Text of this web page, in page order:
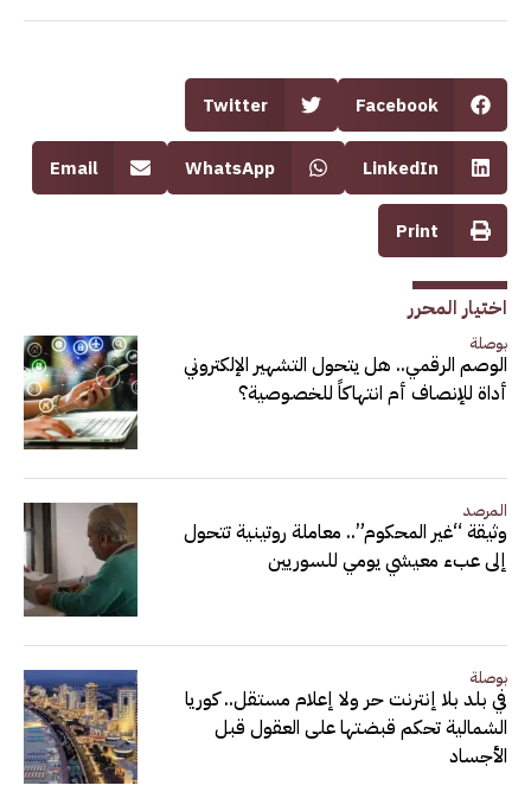
Facebook
Twitter
LinkedIn
WhatsApp
Email
Print
اختيار المحرر
بوصلة
الوصم الرقمي.. هل يتحول التشهير الإلكتروني
أداة للإنصاف أم انتهاكاً للخصوصية؟
المرصد
وثيقة “غير المحكوم”.. معاملة روتينية تتحول
إلى عبء معيشي يومي للسوريين
بوصلة
في بلد بلا إنترنت حر ولا إعلام مستقل.. كوريا
الشمالية تحكم قبضتها على العقول قبل
الأجساد